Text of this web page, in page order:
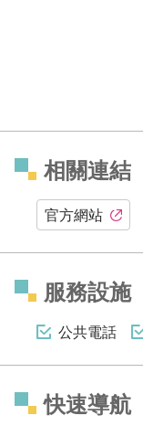
相關連結
官方網站
服務設施
公共電話
快速導航